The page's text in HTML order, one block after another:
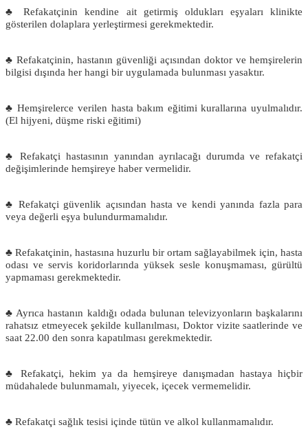
♣ Refakatçinin kendine ait getirmiş oldukları eşyaları klinikte
gösterilen dolaplara yerleştirmesi gerekmektedir.
♣ Refakatçinin, hastanın güvenliği açısından doktor ve hemşirelerin
bilgisi dışında her hangi bir uygulamada bulunması yasaktır.
♣ Hemşirelerce verilen hasta bakım eğitimi kurallarına uyulmalıdır.
(El hijyeni, düşme riski eğitimi)
♣ Refakatçi hastasının yanından ayrılacağı durumda ve refakatçi
değişimlerinde hemşireye haber vermelidir.
♣ Refakatçi güvenlik açısından hasta ve kendi yanında fazla para
veya değerli eşya bulundurmamalıdır.
♣ Refakatçinin, hastasına huzurlu bir ortam sağlayabilmek için, hasta
odası ve servis koridorlarında yüksek sesle konuşmaması, gürültü
yapmaması gerekmektedir.
♣ Ayrıca hastanın kaldığı odada bulunan televizyonların başkalarını
rahatsız etmeyecek şekilde kullanılması, Doktor vizite saatlerinde ve
saat 22.00 den sonra kapatılması gerekmektedir.
♣ Refakatçi, hekim ya da hemşireye danışmadan hastaya hiçbir
müdahalede bulunmamalı, yiyecek, içecek vermemelidir.
♣ Refakatçi sağlık tesisi içinde tütün ve alkol kullanmamalıdır.